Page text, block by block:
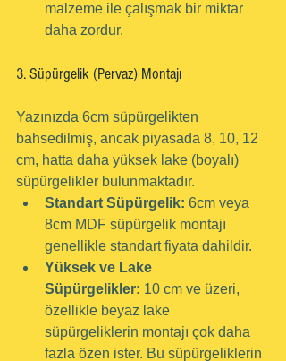
malzeme ile çalışmak bir miktar
daha zordur.
3. Süpürgelik (Pervaz) Montajı
Yazınızda 6cm süpürgelikten
bahsedilmiş, ancak piyasada 8, 10, 12
cm, hatta daha yüksek lake (boyalı)
süpürgelikler bulunmaktadır.
Standart Süpürgelik: 6cm veya
8cm MDF süpürgelik montajı
genellikle standart fiyata dahildir.
Yüksek ve Lake
Süpürgelikler: 10 cm ve üzeri,
özellikle beyaz lake
süpürgeliklerin montajı çok daha
fazla özen ister. Bu süpürgeliklerin